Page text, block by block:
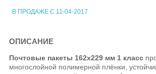
В ПРОДАЖЕ С 11-04-2017
ОПИСАНИЕ
Почтовые пакеты 162х229 мм 1 класс
многослойной полимерной плёнки,